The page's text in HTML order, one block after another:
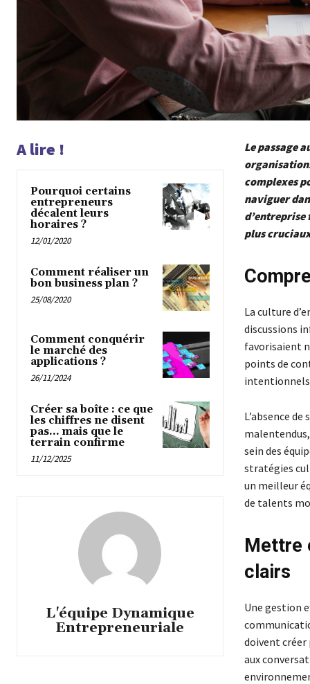
A lire !
Pourquoi certains
entrepreneurs
décalent leurs
horaires ?
12/01/2020
Comment réaliser un
bon business plan ?
25/08/2020
Comment conquérir
le marché des
applications ?
26/11/2024
Créer sa boîte : ce que
les chiffres ne disent
pas… mais que le
terrain confirme
11/12/2025
L'équipe Dynamique
Entrepreneuriale
Le passage
complexes
naviguer
d’entreprise
plus
La culture
discussions
favorisaient
points de
intentionnels
L’absence
sein des
stratégies
un meilleur
de talents
Mettre
clairs
Une gestion
doivent créer
aux